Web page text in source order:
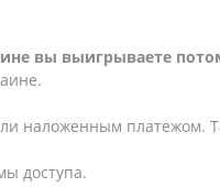
вы выигрываете
наложенным платежом.
доступа.